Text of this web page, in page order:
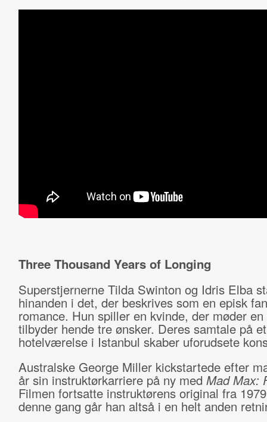
Three Thousand Years of Longing
Superstjernerne Tilda Swinton og Idris Elba
hinanden i det, der beskrives som en episk
romance. Hun spiller en kvinde, der møder
tilbyder hende tre ønsker. Deres samtale på et
hotelværelse i Istanbul skaber uforudsete
Australske George Miller kickstartede efter
år sin instruktørkarriere på ny med Mad Max:
Filmen fortsatte instruktørens original fra
denne gang går han altså i en helt anden